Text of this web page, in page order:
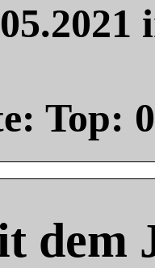
Top: 0
dem